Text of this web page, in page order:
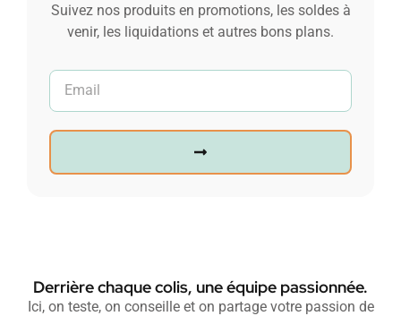
Suivez nos produits en promotions, les soldes à
venir, les liquidations et autres bons plans.
Derrière chaque colis, une équipe passionnée.
Ici, on teste, on conseille et on partage votre passion de